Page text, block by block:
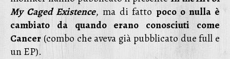
My Caged Existence, ma di fatto poco o nulla è
cambiato da quando erano conosciuti come
Cancer (combo che aveva già pubblicato due full e
un EP).